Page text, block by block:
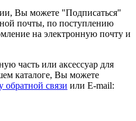
Вы можете "Подписаться"
почты, по поступлению
на электронную почту и
часть или аксессуар для
каталоге, Вы можете
обратной связи или E-mail: